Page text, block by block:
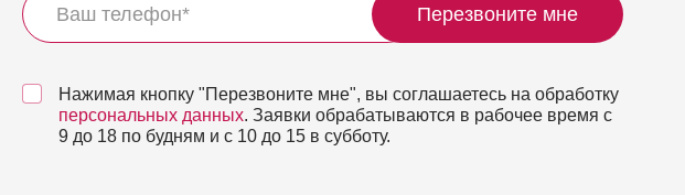
Перезвоните мне
Нажимая кнопку "Перезвоните мне", вы соглашаетесь на обработку
персональных данных. Заявки обрабатываются в рабочее время с
9 до 18 по будням и с 10 до 15 в субботу.